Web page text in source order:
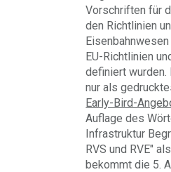
Vorschriften für
den Richtlinien
EU-Richtlinien
definiert
nur als
Early-Bird-
Auflage des
Infrastruktur
RVS und RVE"
bekommt die 5.